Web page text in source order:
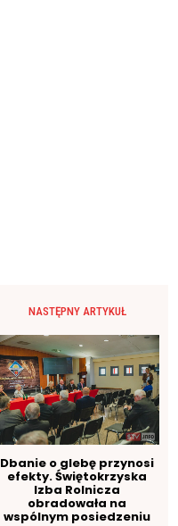
NASTĘPNY ARTYKUŁ
Dbanie o glebę przynosi
efekty. Świętokrzyska
Izba Rolnicza
obradowała na
wspólnym posiedzeniu